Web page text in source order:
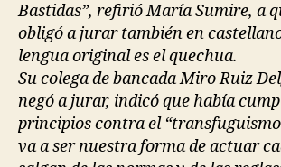
Bastidas”, refirió María Sumire, a
obligó a jurar también en
lengua original es el quechua.
Su colega de bancada Miro Ruiz
negó a jurar, indicó que había
principios contra el
va a ser nuestra forma de actuar